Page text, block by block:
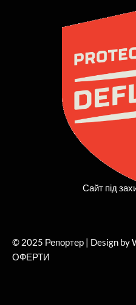
a
a
m
t
e
Сайт під
© 2025 Репортер | Design by
ОФЕРТИ